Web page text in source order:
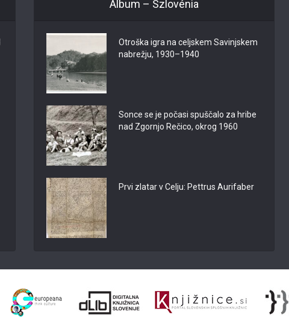
Album – Szlovénia
Otroška igra na celjskem Savinjskem
nabrežju, 1930–1940
Sonce se je počasi spuščalo za hribe
nad Zgornjo Rečico, okrog 1960
Prvi zlatar v Celju: Pettrus Aurifaber